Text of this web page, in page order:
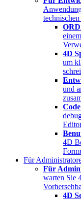
4D
um
und
4D
Für
Für
warten Sie
4D